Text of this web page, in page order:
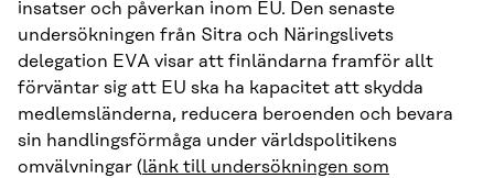
insatser och påverkan inom EU. Den senaste
undersökningen från Sitra och Näringslivets
delegation EVA visar att finländarna framför allt
förväntar sig att EU ska ha kapacitet att skydda
medlemsländerna, reducera beroenden och bevara
sin handlingsförmåga under världspolitikens
omvälvningar (länk till undersökningen som